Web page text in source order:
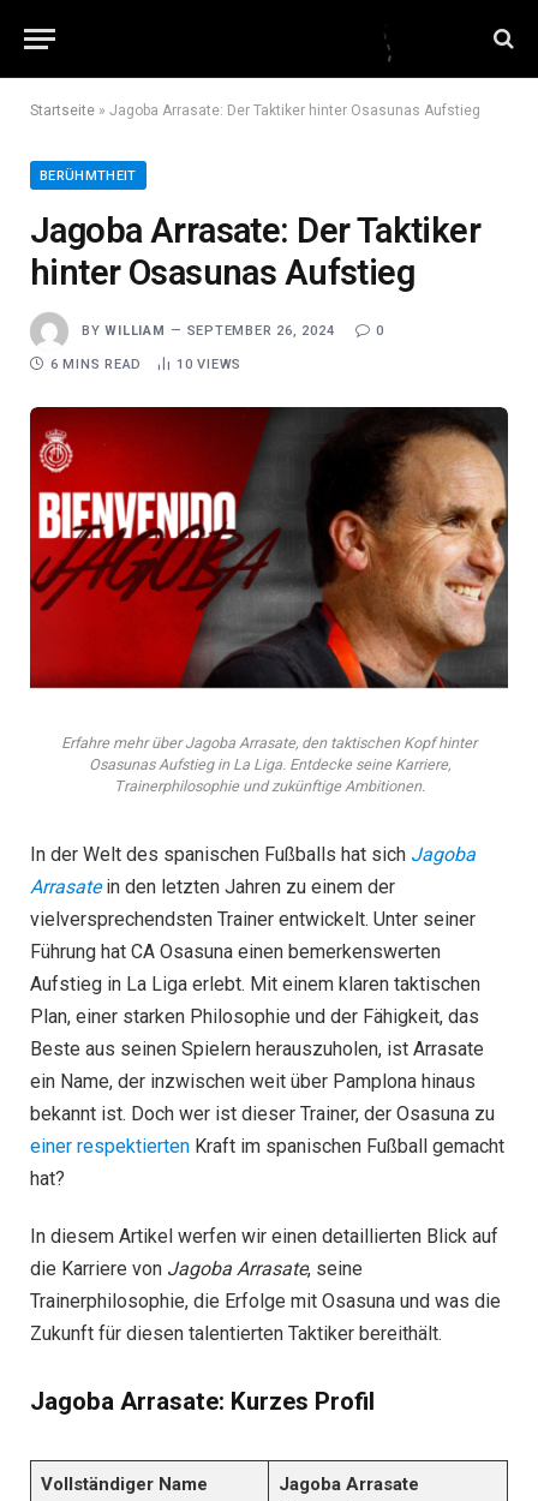
Startseite » Jagoba Arrasate: Der Taktiker hinter Osasunas Aufstieg
BERÜHMTHEIT
Jagoba Arrasate: Der Taktiker
hinter Osasunas Aufstieg
BY WILLIAM SEPTEMBER 26, 2024 0
6 MINS READ 10VIEWS
Erfahre mehr über Jagoba Arrasate, den taktischen Kopf hinter
Osasunas Aufstieg in La Liga. Entdecke seine Karriere,
Trainerphilosophie und zukünftige Ambitionen.
In der Welt des spanischen Fußballs hat sich Jagoba
Arrasatein den letzten Jahren zu einem der
vielversprechendsten Trainer entwickelt. Unter seiner
Führung hat CA Osasuna einen bemerkenswerten
Aufstieg in La Liga erlebt. Mit einem klaren taktischen
Plan, einer starken Philosophie und der Fähigkeit, das
Beste aus seinen Spielern herauszuholen, ist Arrasate
ein Name, der inzwischen weit über Pamplona hinaus
bekannt ist. Doch wer ist dieser Trainer, der Osasuna zu
einer respektierten Kraft im spanischen Fußball gemacht
hat?
In diesem Artikel werfen wir einen detaillierten Blick auf
die Karriere von Jagoba Arrasate, seine
Trainerphilosophie, die Erfolge mit Osasuna und was die
Zukunft für diesen talentierten Taktiker bereithält.
Jagoba Arrasate: Kurzes Profil
Vollständiger Name
Jagoba Arrasate